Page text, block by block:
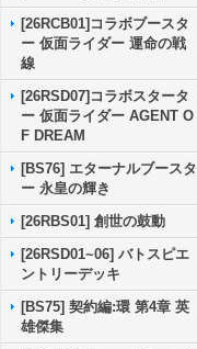
[26RCB01]コラボブースタ
ー 仮面ライダー 運命の戦
線
[26RSD07]コラボスタータ
ー 仮面ライダー AGENT O
F DREAM
[BS76] エターナルブースタ
ー 永皇の輝き
[26RBS01] 創世の鼓動
[26RSD01~06] バトスピエ
ントリーデッキ
[BS75] 契約編:環 第4章 英
雄傑集